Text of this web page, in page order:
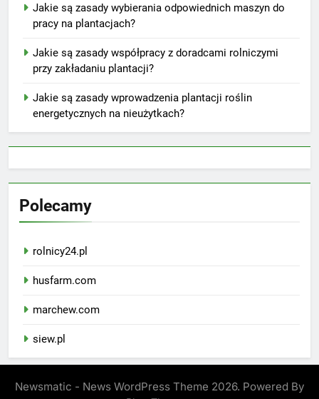
Jakie są zasady wybierania odpowiednich maszyn do
pracy na plantacjach?
Jakie są zasady współpracy z doradcami rolniczymi
przy zakładaniu plantacji?
Jakie są zasady wprowadzenia plantacji roślin
energetycznych na nieużytkach?
Polecamy
rolnicy24.pl
husfarm.com
marchew.com
siew.pl
Newsmatic - News WordPress Theme 2026. Powered By